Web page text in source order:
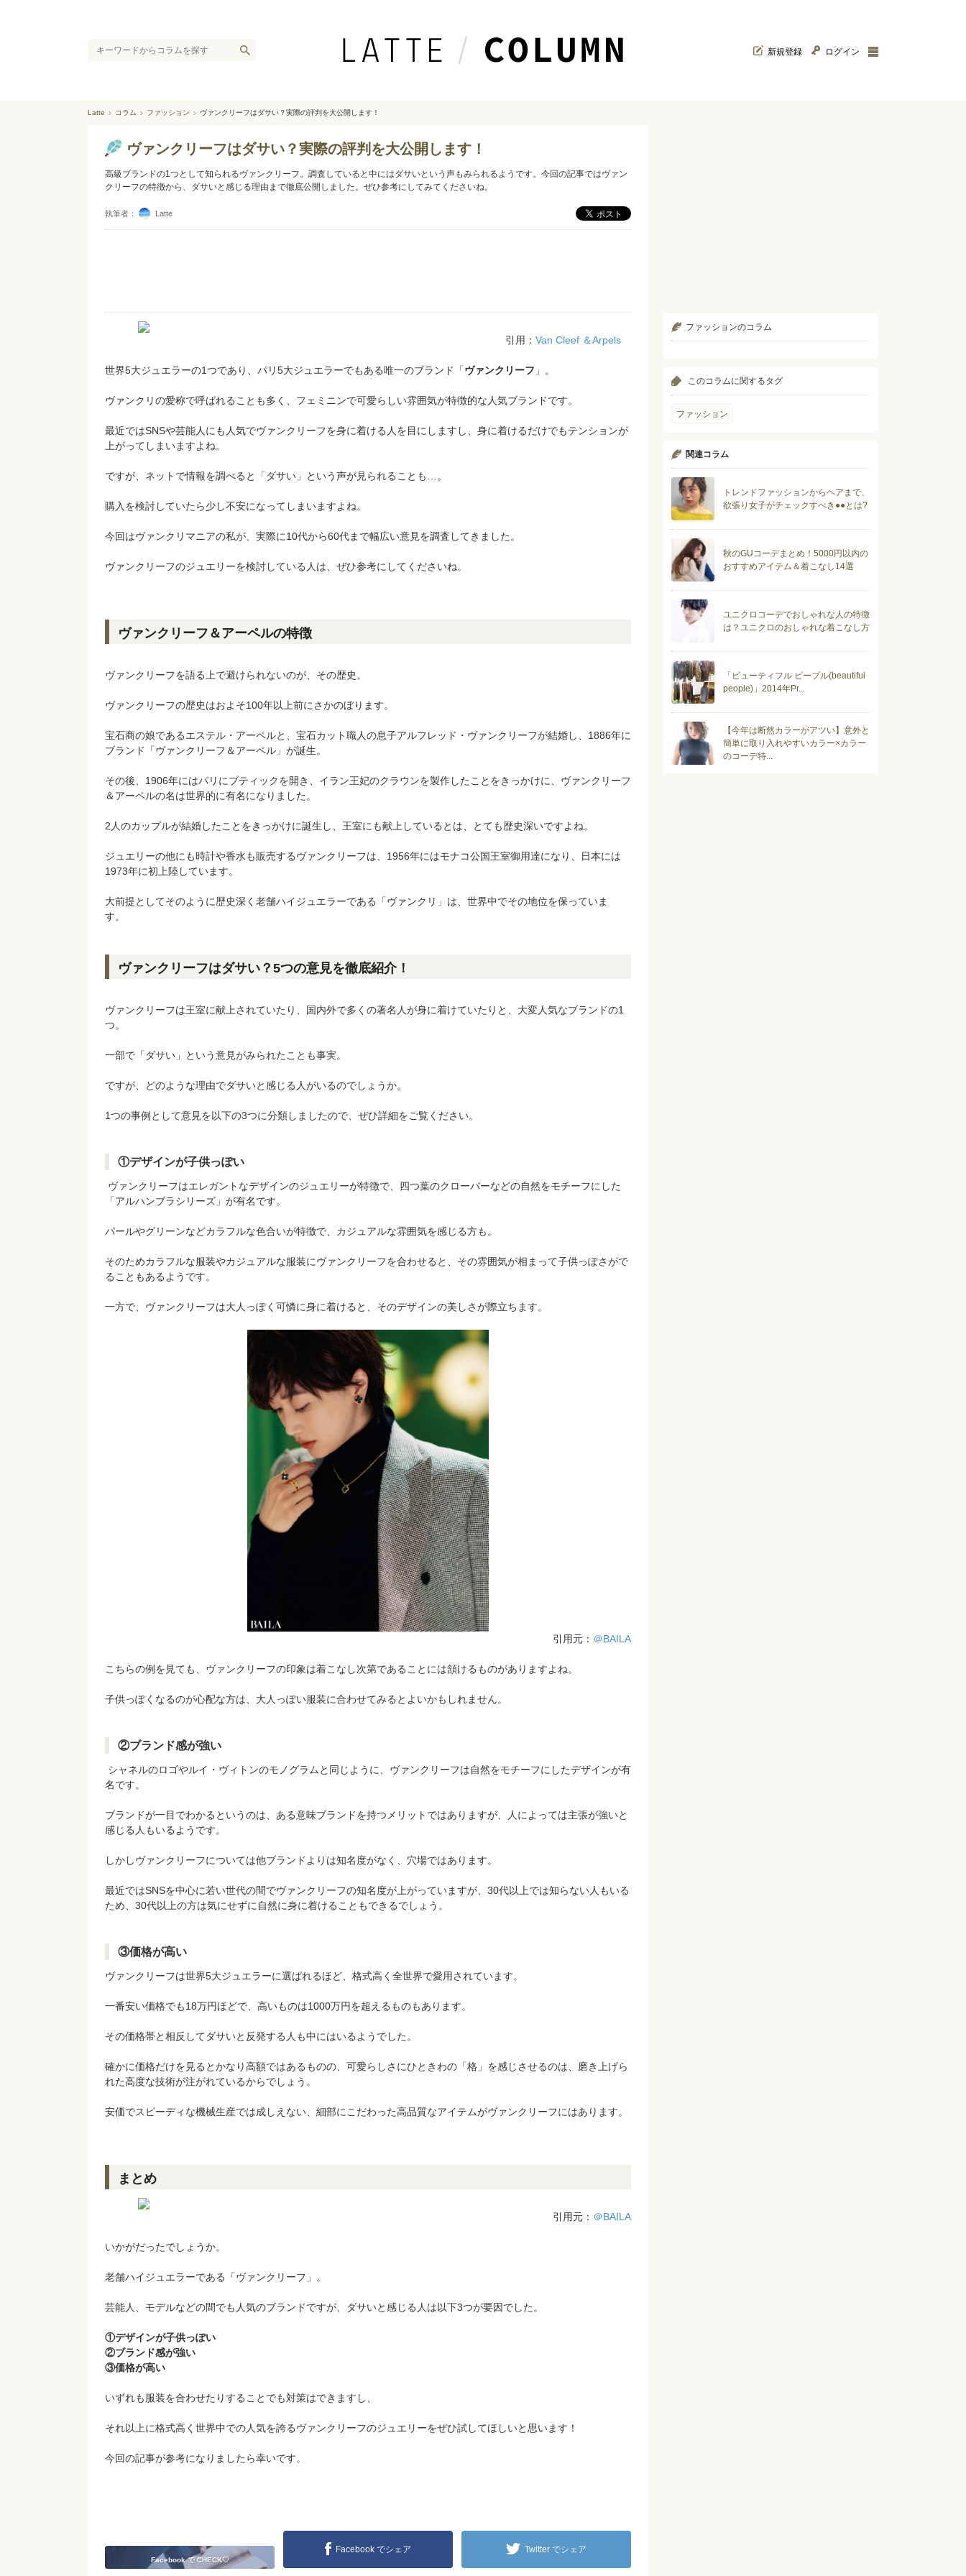
新規登録 ログイン
Latte コラム ファッション ヴァンクリーフはダサい？実際の評判を大公開します！
ヴァンクリーフはダサい？実際の評判を大公開します！
高級ブランドの1つとして知られるヴァンクリーフ。調査していると中にはダサいという声もみられるようです。今回の記事ではヴァン
クリーフの特徴から、ダサいと感じる理由まで徹底公開しました。ぜひ参考にしてみてくださいね。
執筆者： Latte
引用： Van Cleef ＆Arpels
世界5大ジュエラーの1つであり、パリ5大ジュエラーでもある唯一のブランド「ヴァンクリーフ 」。
ヴァンクリの愛称で呼ばれることも多く、フェミニンで可愛らしい雰囲気が特徴的な人気ブランドです。
最近ではSNSや芸能人にも人気でヴァンクリーフを身に着ける人を目にしますし、身に着けるだけでもテンションが
上がってしまいますよね。
ですが、ネットで情報を調べると「ダサい」という声が見られることも…。
購入を検討していたら少し不安になってしまいますよね。
今回はヴァンクリマニアの私が、実際に10代から60代まで幅広い意見を調査してきました。
ヴァンクリーフのジュエリーを検討している人は、ぜひ参考にしてくださいね。
ヴァンクリーフ＆アーペルの特徴
ヴァンクリーフを語る上で避けられないのが、その歴史。
ヴァンクリーフの歴史はおよそ100年以上前にさかのぼります。
宝石商の娘であるエステル・アーペルと、宝石カット職人の息子アルフレッド・ヴァンクリーフが結婚し、1886年に
ブランド「ヴァンクリーフ＆アーペル」が誕生。
その後、1906年にはパリにブティックを開き、イラン王妃のクラウンを製作したことをきっかけに、ヴァンクリーフ
＆アーペルの名は世界的に有名になりました。
2人のカップルが結婚したことをきっかけに誕生し、王室にも献上しているとは、とても歴史深いですよね。
ジュエリーの他にも時計や香水も販売するヴァンクリーフは、1956年にはモナコ公国王室御用達になり、日本には
1973年に初上陸しています。
大前提としてそのように歴史深く老舗ハイジュエラーである「ヴァンクリ」は、世界中でその地位を保っていま
す。
ヴァンクリーフはダサい？5つの意見を徹底紹介！
ヴァンクリーフは王室に献上されていたり、国内外で多くの著名人が身に着けていたりと、大変人気なブランドの1
つ。
一部で「ダサい」という意見がみられたことも事実。
ですが、どのような理由でダサいと感じる人がいるのでしょうか。
1つの事例として意見を以下の3つに分類しましたので、ぜひ詳細をご覧ください。
①デザインが子供っぽい
ヴァンクリーフはエレガントなデザインのジュエリーが特徴で、四つ葉のクローバーなどの自然をモチーフにした
「アルハンブラシリーズ」が有名です。
パールやグリーンなどカラフルな色合いが特徴で、カジュアルな雰囲気を感じる方も。
そのためカラフルな服装やカジュアルな服装にヴァンクリーフを合わせると、その雰囲気が相まって子供っぽさがで
ることもあるようです。
一方で、ヴァンクリーフは大人っぽく可憐に身に着けると、そのデザインの美しさが際立ちます。
引用元： ＠BAILA
こちらの例を見ても、ヴァンクリーフの印象は着こなし次第であることには頷けるものがありますよね。
子供っぽくなるのが心配な方は、大人っぽい服装に合わせてみるとよいかもしれません。
②ブランド感が強い
シャネルのロゴやルイ・ヴィトンのモノグラムと同じように、ヴァンクリーフは自然をモチーフにしたデザインが有
名です。
ブランドが一目でわかるというのは、ある意味ブランドを持つメリットではありますが、人によっては主張が強いと
感じる人もいるようです。
しかしヴァンクリーフについては他ブランドよりは知名度がなく、穴場ではあります。
最近ではSNSを中心に若い世代の間でヴァンクリーフの知名度が上がっていますが、30代以上では知らない人もいる
ため、30代以上の方は気にせずに自然に身に着けることもできるでしょう。
③価格が高い
ヴァンクリーフは世界5大ジュエラーに選ばれるほど、格式高く全世界で愛用されています。
一番安い価格でも18万円ほどで、高いものは1000万円を超えるものもあります。
その価格帯と相反してダサいと反発する人も中にはいるようでした。
確かに価格だけを見るとかなり高額ではあるものの、可愛らしさにひときわの「格」を感じさせるのは、磨き上げら
れた高度な技術が注がれているからでしょう。
安価でスピーディな機械生産では成しえない、細部にこだわった高品質なアイテムがヴァンクリーフにはあります。
まとめ
引用元： ＠BAILA
いかがだったでしょうか。
老舗ハイジュエラーである「ヴァンクリーフ」。
芸能人、モデルなどの間でも人気のブランドですが、ダサいと感じる人は以下3つが要因でした。
①デザインが子供っぽい
②ブランド感が強い
③価格が高い
いずれも服装を合わせたりすることでも対策はできますし、
それ以上に格式高く世界中での人気を誇るヴァンクリーフのジュエリーをぜひ試してほしいと思います！
今回の記事が参考になりましたら幸いです。
Facebook で CHECK♡
Facebook でシェア Twitter でシェア
ファッションのコラム
このコラムに関するタグ
ファッション
関連コラム
トレンドファッションからヘアまで、
欲張り女子がチェックすべき●●とは?
秋のGUコーデまとめ！5000円以内の
おすすめアイテム＆着こなし14選
ユニクロコーデでおしゃれな人の特徴
は？ユニクロのおしゃれな着こなし方
「ビューティフル ピープル(beautifui
people)」2014年Pr...
【今年は断然カラーがアツい】意外と
簡単に取り入れやすいカラー×カラー
のコーデ特...